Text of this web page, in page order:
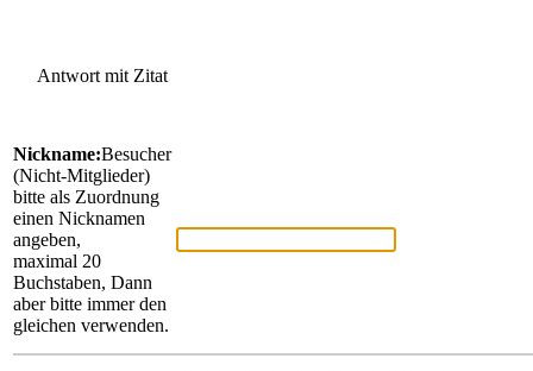
Antwort mit Zitat
Nickname:Besucher
(Nicht-Mitglieder)
bitte als Zuordnung
einen Nicknamen
angeben,
maximal 20
Buchstaben, Dann
aber bitte immer den
gleichen verwenden.